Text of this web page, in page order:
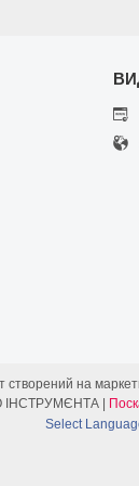
створений на
ІНТЕРНЕТ МАГАЗИН БЕНЗО-ЕЛЕКТРО ІНСТРУМЄНТА |
Select